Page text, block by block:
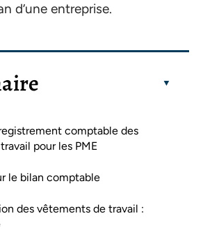
d’une entreprise.
comptable des
pour les PME
le bilan comptable
des vêtements de travail :